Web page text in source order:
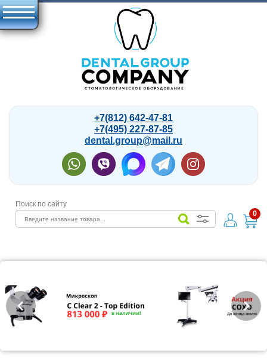
+7(812) 642-47-81
+7(495) 227-87-85
dental.group@mail.ru
Поиск по сайту
0